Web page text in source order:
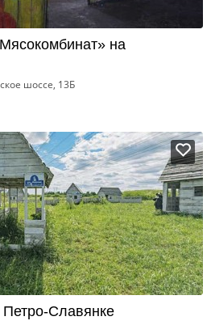
на
шоссе, 13Б
Славянке